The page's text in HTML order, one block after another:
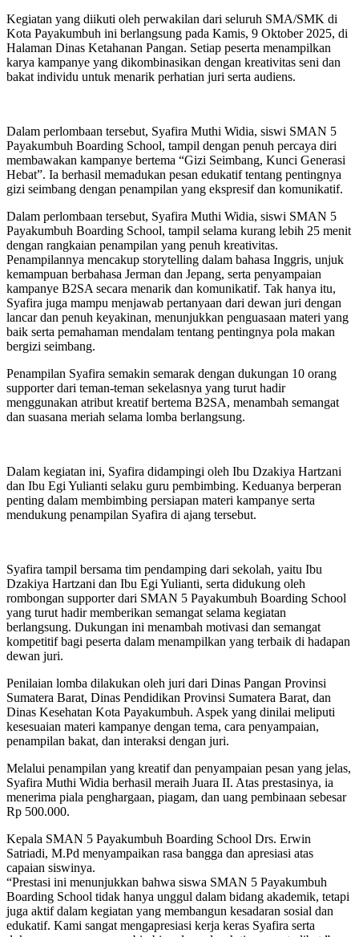
Kegiatan yang diikuti oleh perwakilan dari seluruh SMA/SMK di
Kota Payakumbuh ini berlangsung pada Kamis, 9 Oktober 2025, di
Halaman Dinas Ketahanan Pangan. Setiap peserta menampilkan
karya kampanye yang dikombinasikan dengan kreativitas seni dan
bakat individu untuk menarik perhatian juri serta audiens.
Dalam perlombaan tersebut, Syafira Muthi Widia, siswi SMAN 5
Payakumbuh Boarding School, tampil dengan penuh percaya diri
membawakan kampanye bertema “Gizi Seimbang, Kunci Generasi
Hebat”. Ia berhasil memadukan pesan edukatif tentang pentingnya
gizi seimbang dengan penampilan yang ekspresif dan komunikatif.
Dalam perlombaan tersebut, Syafira Muthi Widia, siswi SMAN 5
Payakumbuh Boarding School, tampil selama kurang lebih 25 menit
dengan rangkaian penampilan yang penuh kreativitas.
Penampilannya mencakup storytelling dalam bahasa Inggris, unjuk
kemampuan berbahasa Jerman dan Jepang, serta penyampaian
kampanye B2SA secara menarik dan komunikatif. Tak hanya itu,
Syafira juga mampu menjawab pertanyaan dari dewan juri dengan
lancar dan penuh keyakinan, menunjukkan penguasaan materi yang
baik serta pemahaman mendalam tentang pentingnya pola makan
bergizi seimbang.
Penampilan Syafira semakin semarak dengan dukungan 10 orang
supporter dari teman-teman sekelasnya yang turut hadir
menggunakan atribut kreatif bertema B2SA, menambah semangat
dan suasana meriah selama lomba berlangsung.
Dalam kegiatan ini, Syafira didampingi oleh Ibu Dzakiya Hartzani
dan Ibu Egi Yulianti selaku guru pembimbing. Keduanya berperan
penting dalam membimbing persiapan materi kampanye serta
mendukung penampilan Syafira di ajang tersebut.
Syafira tampil bersama tim pendamping dari sekolah, yaitu Ibu
Dzakiya Hartzani dan Ibu Egi Yulianti, serta didukung oleh
rombongan supporter dari SMAN 5 Payakumbuh Boarding School
yang turut hadir memberikan semangat selama kegiatan
berlangsung. Dukungan ini menambah motivasi dan semangat
kompetitif bagi peserta dalam menampilkan yang terbaik di hadapan
dewan juri.
Penilaian lomba dilakukan oleh juri dari Dinas Pangan Provinsi
Sumatera Barat, Dinas Pendidikan Provinsi Sumatera Barat, dan
Dinas Kesehatan Kota Payakumbuh. Aspek yang dinilai meliputi
kesesuaian materi kampanye dengan tema, cara penyampaian,
penampilan bakat, dan interaksi dengan juri.
Melalui penampilan yang kreatif dan penyampaian pesan yang jelas,
Syafira Muthi Widia berhasil meraih Juara II. Atas prestasinya, ia
menerima piala penghargaan, piagam, dan uang pembinaan sebesar
Rp 500.000.
Kepala SMAN 5 Payakumbuh Boarding School Drs. Erwin
Satriadi, M.Pd menyampaikan rasa bangga dan apresiasi atas
capaian siswinya.
“Prestasi ini menunjukkan bahwa siswa SMAN 5 Payakumbuh
Boarding School tidak hanya unggul dalam bidang akademik, tetapi
juga aktif dalam kegiatan yang membangun kesadaran sosial dan
edukatif. Kami sangat mengapresiasi kerja keras Syafira serta